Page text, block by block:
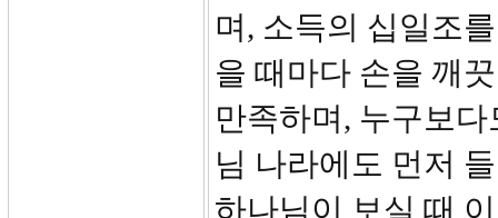
며, 소득의 십일조
을 때마다 손을 깨
만족하며, 누구보
님 나라에도 먼저
하나님이 보실 때